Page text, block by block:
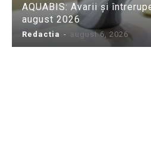
AQUABIS: Avarii și
august 2026
Redactia - august 6, 2026